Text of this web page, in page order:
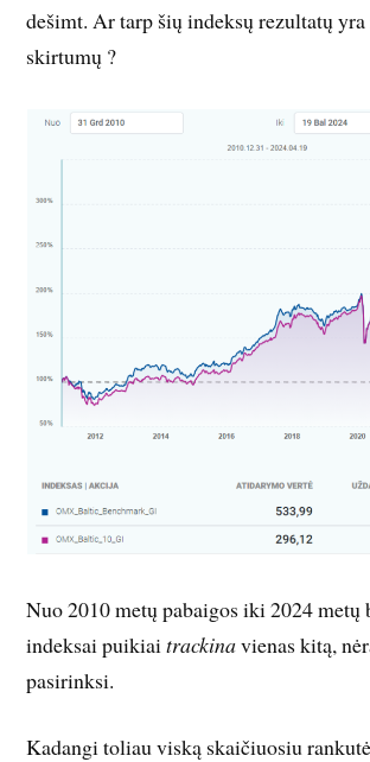
dešimt. Ar tarp šių indeksų rezultatų
skirtumų ?
Nuo 2010 metų pabaigos iki 2024 metų
indeksai puikiaitrackinavienas kitą,
pasirinksi.
Kadangi toliau viską skaičiuosiu